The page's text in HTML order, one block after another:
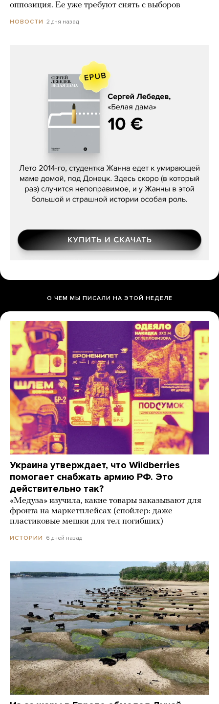
оппозиция. Ее уже требуют снять с выборов
НОВОСТИ 2 дня назад
Сергей Лебедев, «Белая дама»
О ЧЕМ МЫ ПИСАЛИ НА ЭТОЙ НЕДЕЛЕ
Украина утверждает, что Wildberries
помогает снабжать армию РФ. Это
действительно так?
«Медуза» изучила, какие товары заказывают для
фронта на маркетплейсах (спойлер: даже
пластиковые мешки для тел погибших)
ИСТОРИИ 6 дней назад